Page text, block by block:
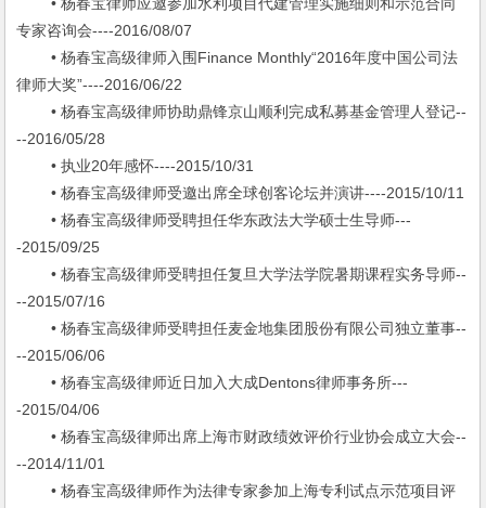
专家咨询会----2016/08/07
• 杨春宝高级律师入围Finance Monthly“2016年度中国公司法
律师大奖”----2016/06/22
• 杨春宝高级律师协助鼎锋京山顺利完成私募基金管理人登记--
--2016/05/28
• 执业20年感怀----2015/10/31
• 杨春宝高级律师受邀出席全球创客论坛并演讲----2015/10/11
• 杨春宝高级律师受聘担任华东政法大学硕士生导师---
-2015/09/25
• 杨春宝高级律师受聘担任复旦大学法学院暑期课程实务导师--
--2015/07/16
• 杨春宝高级律师受聘担任麦金地集团股份有限公司独立董事--
--2015/06/06
• 杨春宝高级律师近日加入大成Dentons律师事务所---
-2015/04/06
• 杨春宝高级律师出席上海市财政绩效评价行业协会成立大会--
--2014/11/01
• 杨春宝高级律师作为法律专家参加上海专利试点示范项目评